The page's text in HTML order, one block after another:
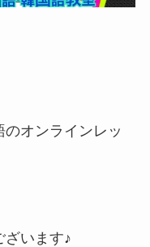
オンラインレッ
ざいます♪